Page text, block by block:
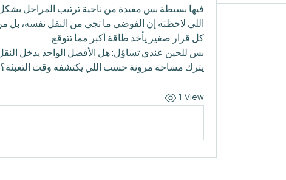
فيها بسيطة بس مفيدة من ناحية ترتيب المراحل
كل قرار صغير يأخذ طاقة أكبر مما تتوقع.
يترك مساحة مرونة حسب اللي يكتشفه وقت التعبئة؟
1 View